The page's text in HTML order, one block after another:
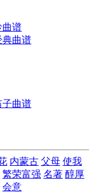
曲谱
典曲谱
子曲谱
内蒙古 父母 使我
繁荣富强 名著 醇厚
会意